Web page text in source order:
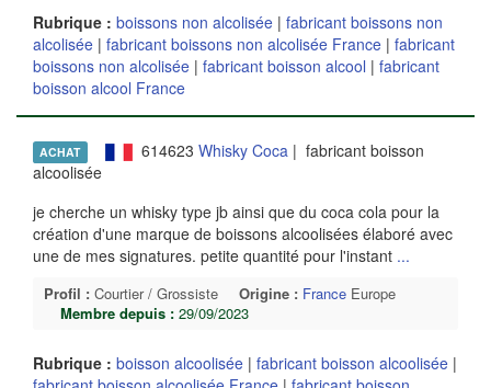
Rubrique : boissons non alcolisée | fabricant boissons non
alcolisée | fabricant boissons non alcolisée France | fabricant
boissons non alcolisée | fabricant boisson alcool | fabricant
boisson alcool France
ACHAT 614623 Whisky Coca | fabricant boisson
alcoolisée
je cherche un whisky type jb ainsi que du coca cola pour la
création d'une marque de boissons alcoolisées élaboré avec
une de mes signatures. petite quantité pour l'instant ...
Profil : Courtier / Grossiste Origine : France Europe
Membre depuis : 29/09/2023
Rubrique : boisson alcoolisée | fabricant boisson alcoolisée |